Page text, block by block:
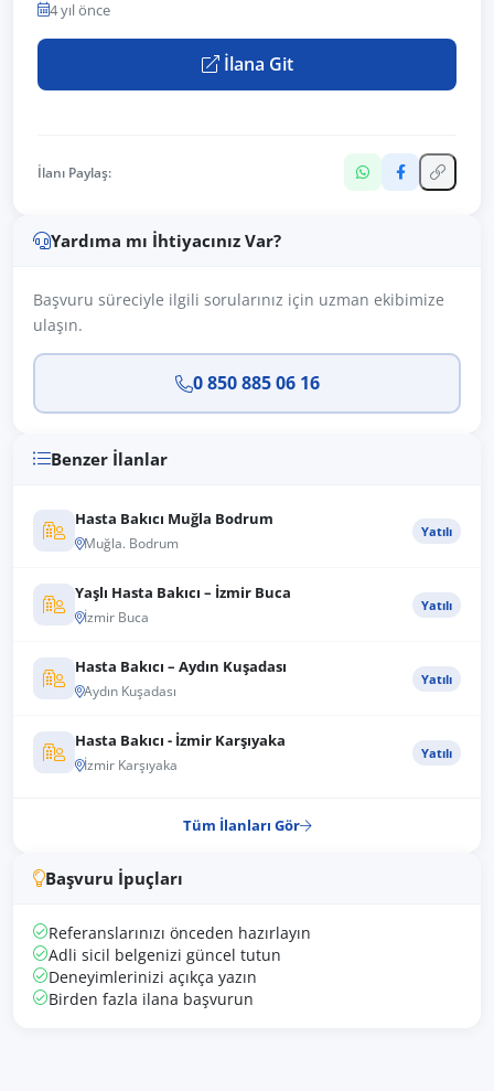
4 yıl önce
İlana Git
İlanı Paylaş:
Yardıma mı İhtiyacınız Var?
Başvuru süreciyle ilgili sorularınız için uzman ekibimize
ulaşın.
0 850 885 06 16
Benzer İlanlar
Hasta Bakıcı Muğla Bodrum
Muğla. Bodrum
Yatılı
Yaşlı Hasta Bakıcı – İzmir Buca
İzmir Buca
Yatılı
Hasta Bakıcı – Aydın Kuşadası
Aydın Kuşadası
Yatılı
Hasta Bakıcı - İzmir Karşıyaka
İzmir Karşıyaka
Yatılı
Tüm İlanları Gör
Başvuru İpuçları
Referanslarınızı önceden hazırlayın
Adli sicil belgenizi güncel tutun
Deneyimlerinizi açıkça yazın
Birden fazla ilana başvurun